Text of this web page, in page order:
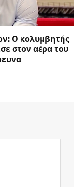
Ο κολυμβητής
στον αέρα του